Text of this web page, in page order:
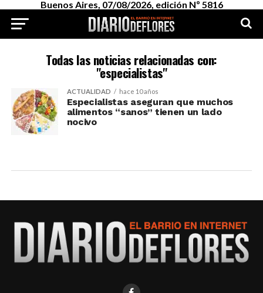
Buenos Aires, 07/08/2026, edición Nº 5816
Todas las noticias relacionadas con:
"especialistas"
ACTUALIDAD hace 10 años
Especialistas aseguran que muchos
alimentos “sanos” tienen un lado
nocivo